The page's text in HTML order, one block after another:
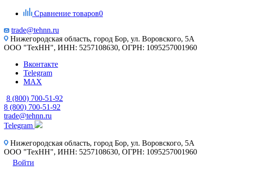
Сравнение товаров0
trade@tehnn.ru
Нижегородская область, город Бор, ул. Воровского, 5А
ООО "ТехНН", ИНН: 5257108630, ОГРН: 1095257001960
Вконтакте
Telegram
MAX
8 (800) 700-51-92
8 (800) 700-51-92
trade@tehnn.ru
Telegram
Нижегородская область, город Бор, ул. Воровского, 5А
ООО "ТехНН", ИНН: 5257108630, ОГРН: 1095257001960
Войти